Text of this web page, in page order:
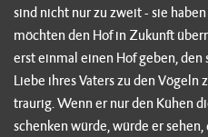
sind nicht nur zu zweit - sie
möchten den Hof in Zukunft
erst einmal einen Hof geben,
Liebe ihres Vaters zu den Vögeln
traurig. Wenn er nur den Kühen
schenken würde, würde er